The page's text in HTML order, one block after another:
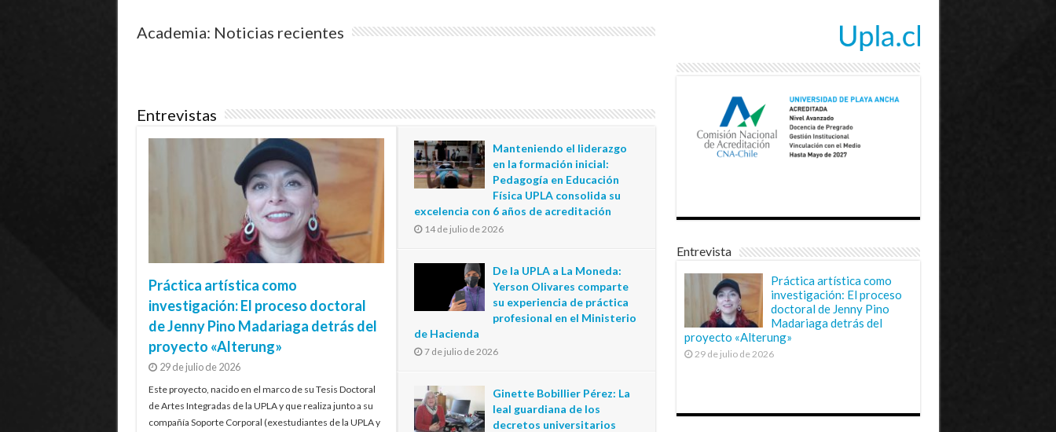
Academia: Noticias recientes
Entrevistas
Práctica artística como
investigación: El proceso doctoral
de Jenny Pino Madariaga detrás del
proyecto «Alterung»
29 de julio de 2026
Este proyecto, nacido en el marco de su Tesis Doctoral
de Artes Integradas de la UPLA y que realiza junto a su
compañía Soporte Corporal (exestudiantes de la UPLA y
Manteniendo el liderazgo
en la formación inicial:
Pedagogía en Educación
Física UPLA consolida su
excelencia con 6 años de acreditación
14 de julio de 2026
De la UPLA a La Moneda:
Yerson Olivares comparte
su experiencia de práctica
profesional en el Ministerio
de Hacienda
7 de julio de 2026
Ginette Bobillier Pérez: La
leal guardiana de los
decretos universitarios
Entrevista
Práctica artística como
investigación: El proceso
doctoral de Jenny Pino
Madariaga detrás del
proyecto «Alterung»
29 de julio de 2026